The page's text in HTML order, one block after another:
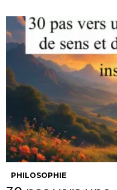
PHILOSOPHIE